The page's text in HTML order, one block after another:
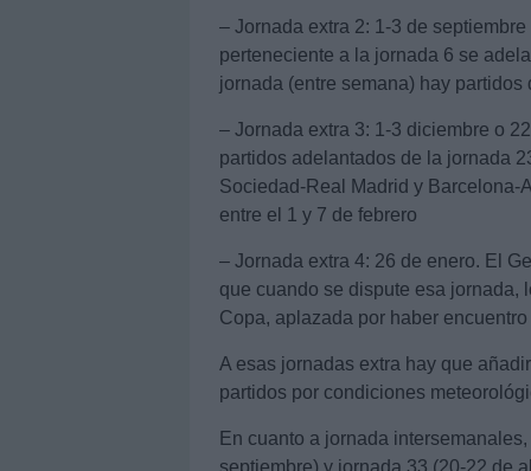
– Jornada extra 2: 1-3 de
perteneciente a la jornada 6 se
jornada (entre semana) hay partidos
– Jornada extra 3: 1-3 diciembre o
partidos adelantados de la jornada
Sociedad-Real Madrid y Barcelona-
entre el 1 y 7 de febrero
– Jornada extra 4: 26 de enero. El
que cuando se dispute esa jornada,
Copa, aplazada por haber
A esas jornadas extra hay que
partidos por condiciones
En cuanto a jornada